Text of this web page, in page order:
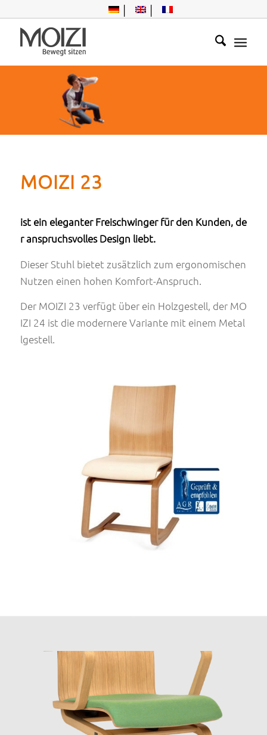
Hier kommt Bew
egung in den Allt
ag
MOIZI 23
ist ein eleganter Freischwinger für den Kunden, de
r anspruchsvolles Design liebt.
Dieser Stuhl bietet zusätzlich zum ergonomischen
Nutzen einen hohen Komfort-Anspruch.
Der MOIZI 23 verfügt über ein Holzgestell, der MO
IZI 24 ist die modernere Variante mit einem Metal
lgestell.